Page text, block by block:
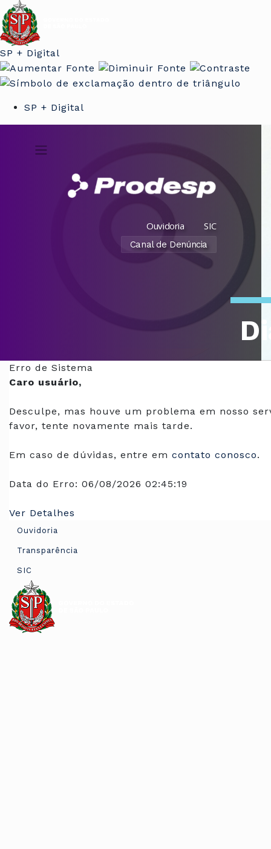
SP + Digital
SP + Digital
Ouvidoria SIC
Canal de Denúncia
Erro de Sistema
Caro usuário,
Desculpe, mas houve um problema em nosso
favor, tente novamente mais tarde.
Em caso de dúvidas, entre em contato conosco.
Data do Erro: 06/08/2026 02:45:19
Ver Detalhes
Ouvidoria
Transparência
SIC